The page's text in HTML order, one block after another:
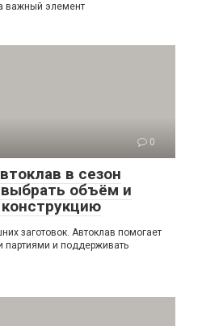
важный элемент
0
в сезон
объём и
заготовок. Автоклав помогает
партиями и поддерживать